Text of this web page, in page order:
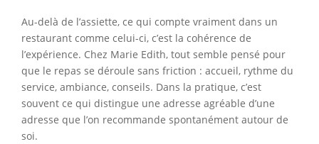
Au-delà de l’assiette, ce qui compte vraiment dans un
restaurant comme celui-ci, c’est la cohérence de
l’expérience. Chez Marie Edith, tout semble pensé pour
que le repas se déroule sans friction : accueil, rythme du
service, ambiance, conseils. Dans la pratique, c’est
souvent ce qui distingue une adresse agréable d’une
adresse que l’on recommande spontanément autour de
soi.